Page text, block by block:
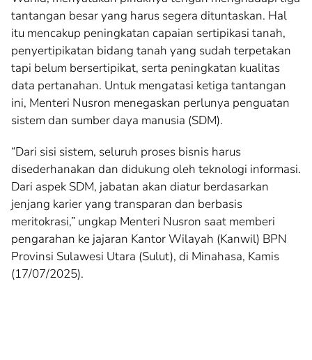
tantangan besar yang harus segera dituntaskan. Hal
itu mencakup peningkatan capaian sertipikasi tanah,
penyertipikatan bidang tanah yang sudah terpetakan
tapi belum bersertipikat, serta peningkatan kualitas
data pertanahan. Untuk mengatasi ketiga tantangan
ini, Menteri Nusron menegaskan perlunya penguatan
sistem dan sumber daya manusia (SDM).
“Dari sisi sistem, seluruh proses bisnis harus
disederhanakan dan didukung oleh teknologi informasi.
Dari aspek SDM, jabatan akan diatur berdasarkan
jenjang karier yang transparan dan berbasis
meritokrasi,” ungkap Menteri Nusron saat memberi
pengarahan ke jajaran Kantor Wilayah (Kanwil) BPN
Provinsi Sulawesi Utara (Sulut), di Minahasa, Kamis
(17/07/2025).